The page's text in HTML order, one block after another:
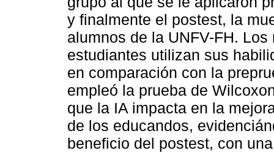
y finalmente el postest, la
alumnos de la UNFV-FH.
estudiantes utilizan sus
en comparación con la
empleó la prueba de
que la IA impacta en la
de los educandos,
beneficio del postest, con